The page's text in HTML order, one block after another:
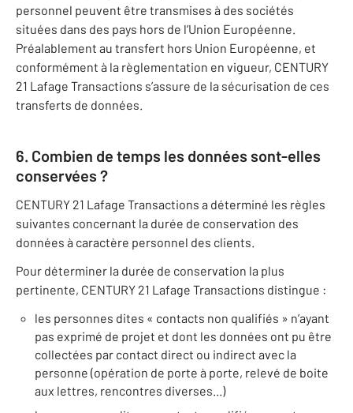
personnel peuvent être transmises à des sociétés
situées dans des pays hors de l’Union Européenne.
Préalablement au transfert hors Union Européenne, et
conformément à la règlementation en vigueur, CENTURY
21 Lafage Transactions s’assure de la sécurisation de ces
transferts de données.
6. Combien de temps les données sont-elles
conservées ?
CENTURY 21 Lafage Transactions a déterminé les règles
suivantes concernant la durée de conservation des
données à caractère personnel des clients.
Pour déterminer la durée de conservation la plus
pertinente, CENTURY 21 Lafage Transactions distingue :
les personnes dites « contacts non qualifiés » n’ayant
pas exprimé de projet et dont les données ont pu être
collectées par contact direct ou indirect avec la
personne (opération de porte à porte, relevé de boite
aux lettres, rencontres diverses...)